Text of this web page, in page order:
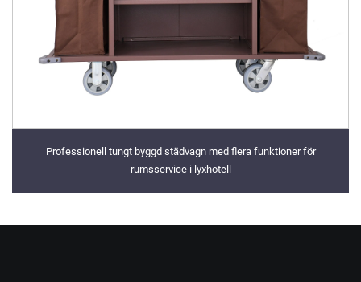
Professionell tungt byggd städvagn med flera funktioner för
rumsservice i lyxhotell